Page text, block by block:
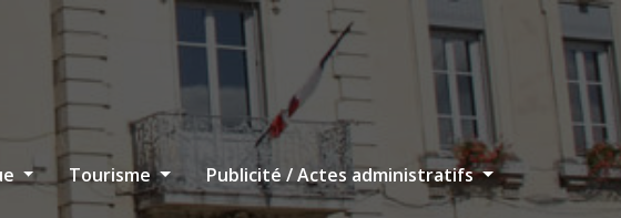
Tourisme Publicité / Actes administratifs